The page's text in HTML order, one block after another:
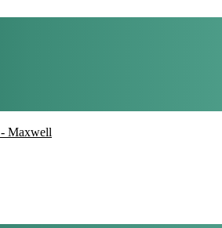
- Maxwell